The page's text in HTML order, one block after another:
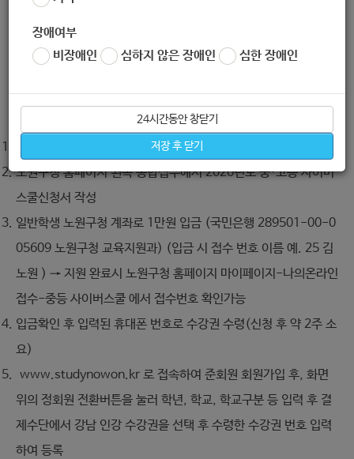
장애여부
비장애인
심하지 않은 장애인 심한 장애인
24시간동안 창닫기
저장 후 닫기
※관내거주 중․고등학생 및 노원구 소재 중․고등학교 재학생 우선순위
노원구청 홈페이지 가입 ( 한 ID 당 학생 한명씩 지원가능)
노원구청 홈페이지 왼쪽 통합접수에서 2020년도 중·고등 사이버
스쿨신청서 작성
일반학생 노원구청 계좌로 1만원 입금 (국민은행 289501-00-0
05609 노원구청 교육지원과) (입금 시 접수 번호 이름 예. 25 김
노원 ) → 지원 완료시 노원구청 홈페이지 마이페이지-나의온라인
접수-중등 사이버스쿨 에서 접수번호 확인가능
입금확인 후 입력된 휴대폰 번호로 수강권 수령(신청 후 약 2주 소
요)
www.studynowon.kr 로 접속하여 준회원 회원가입 후, 화면
위의 정회원 전환버튼을 눌러 학년, 학교, 학교구분 등 입력 후 결
제수단에서 강남 인강 수강권을 선택 후 수령한 수강권 번호 입력
하여 등록